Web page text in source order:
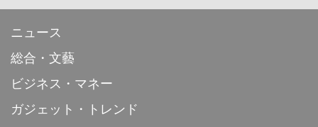
ニュース
総合・文藝
ビジネス・マネー
ガジェット・トレンド